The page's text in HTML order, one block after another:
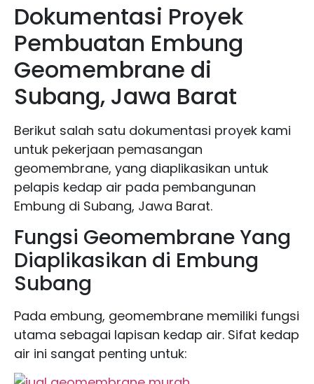
Dokumentasi Proyek
Pembuatan Embung
Geomembrane di
Subang, Jawa Barat
Berikut salah satu dokumentasi proyek kami
untuk pekerjaan pemasangan
geomembrane, yang diaplikasikan untuk
pelapis kedap air pada pembangunan
Embung di Subang, Jawa Barat.
Fungsi Geomembrane Yang
Diaplikasikan di Embung
Subang
Pada embung, geomembrane memiliki fungsi
utama sebagai lapisan kedap air. Sifat kedap
air ini sangat penting untuk: